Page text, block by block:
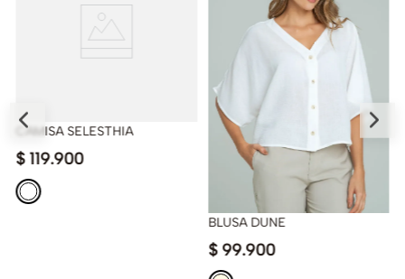
CAMISA SELESTHIA
$ 119.900
BLUSA DUNE
$ 99.900